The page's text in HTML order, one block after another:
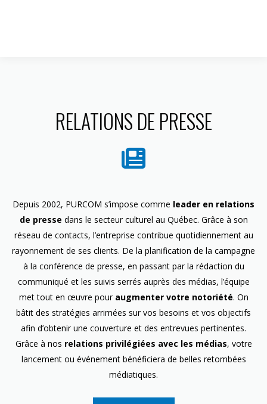
RELATIONS DE PRESSE
Depuis 2002, PURCOM s’impose comme leader en relations
de presse dans le secteur culturel au Québec. Grâce à son
réseau de contacts, l’entreprise contribue quotidiennement au
rayonnement de ses clients. De la planification de la campagne
à la conférence de presse, en passant par la rédaction du
communiqué et les suivis serrés auprès des médias, l’équipe
met tout en œuvre pour augmenter votre notoriété. On
bâtit des stratégies arrimées sur vos besoins et vos objectifs
afin d’obtenir une couverture et des entrevues pertinentes.
Grâce à nos relations privilégiées avec les médias, votre
lancement ou événement bénéficiera de belles retombées
médiatiques.